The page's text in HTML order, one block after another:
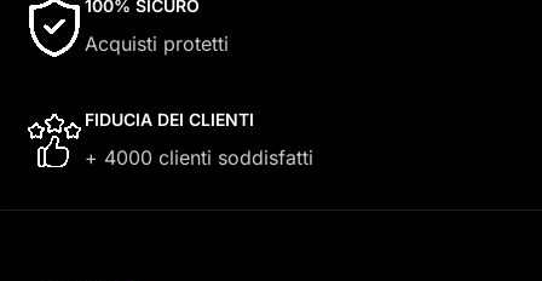
100% SICURO
Acquisti protetti
FIDUCIA DEI CLIENTI
+ 4000 clienti soddisfatti